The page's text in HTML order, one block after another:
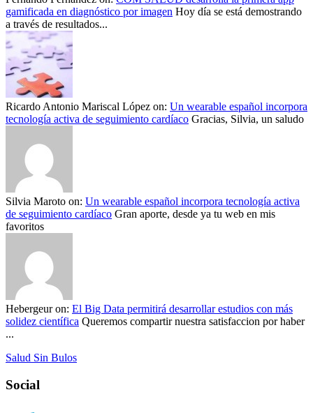
gamificada en diagnóstico por imagen Hoy día se está demostrando
a través de resultados...
Ricardo Antonio Mariscal López on: Un wearable español incorpora
tecnología activa de seguimiento cardíaco Gracias, Silvia, un saludo
Silvia Maroto on: Un wearable español incorpora tecnología activa
de seguimiento cardíaco Gran aporte, desde ya tu web en mis
favoritos
Hebergeuron: El Big Data permitirá desarrollar estudios con más
solidez científica Queremos compartir nuestra satisfaccion por haber
...
Salud Sin Bulos
Social